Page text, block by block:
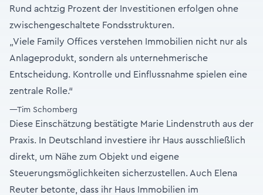
Rund achtzig Prozent der Investitionen erfolgen ohne
zwischengeschaltete Fondsstrukturen.
„Viele Family Offices verstehen Immobilien nicht nur als
Anlageprodukt, sondern als unternehmerische
Entscheidung. Kontrolle und Einflussnahme spielen eine
zentrale Rolle.“
—Tim Schomberg
Diese Einschätzung bestätigte Marie Lindenstruth aus der
Praxis. In Deutschland investiere ihr Haus ausschließlich
direkt, um Nähe zum Objekt und eigene
Steuerungsmöglichkeiten sicherzustellen. Auch Elena
Reuter betonte, dass ihr Haus Immobilien im